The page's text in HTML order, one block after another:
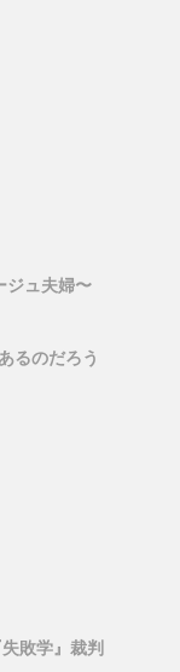
ジュ夫婦〜
るのだろう
敗学』裁判